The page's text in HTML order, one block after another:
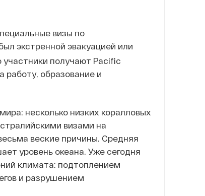
визы по
экстренной эвакуацией или
участники получают Pacific
работу, образование и
несколько низких коралловых
визами на
веские причины. Средняя
уровень океана. Уже сегодня
климата: подтоплением
и разрушением